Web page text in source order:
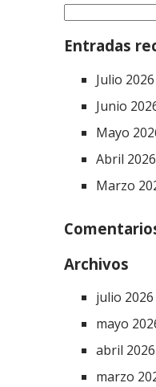
Buscar:
Entradas
Julio 2026
Junio
Mayo
Abril 2026
Marzo
Archivos
julio 2026
mayo
abril 2026
marzo